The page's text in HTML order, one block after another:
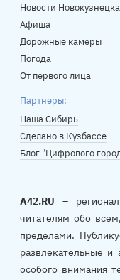
Новости Новокузнецка
Афиша
Дорожные камеры
Погода
От первого лица
Партнеры:
Наша Сибирь
Сделано в Кузбассе
Блог "Цифрового
A42.RU –
читателям обо
пределами.
развлекательные
особого внимания